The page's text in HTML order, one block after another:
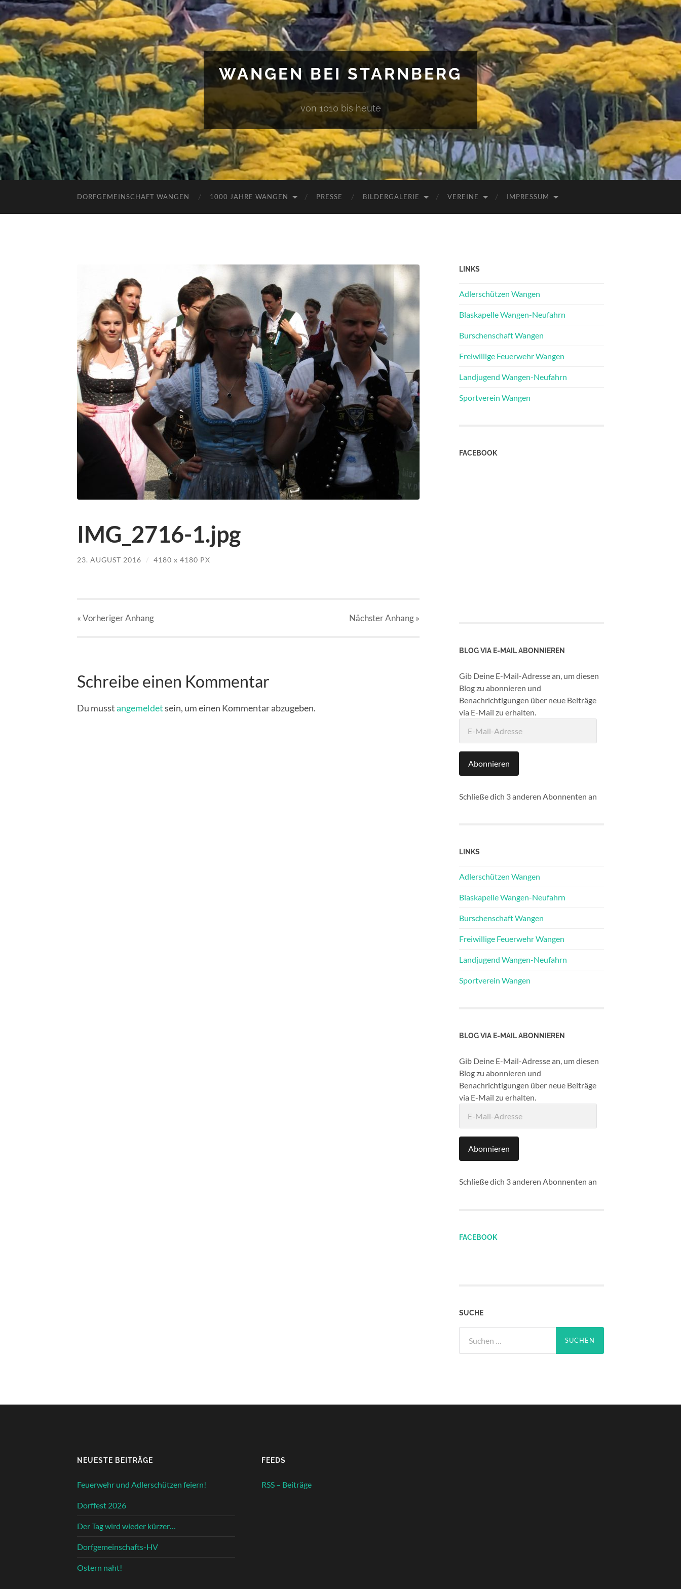
WANGEN BEI STARNBERG
von 1010 bis heute
DORFGEMEINSCHAFT WANGEN 1000 JAHRE WANGEN PRESSE BILDERGALERIE VEREINE IMPRESSUM
IMG_2716-1.jpg
23. AUGUST 2016 / 4180 x 4180 PX
« VorherigerAnhang NächsterAnhang»
Schreibe einen Kommentar
Du musstangemeldetsein, um einen Kommentar abzugeben.
LINKS
Adlerschützen Wangen
Blaskapelle Wangen-Neufahrn
Burschenschaft Wangen
Freiwillige Feuerwehr Wangen
Landjugend Wangen-Neufahrn
Sportverein Wangen
FACEBOOK
BLOG VIA E-MAIL ABONNIEREN
Gib Deine E-Mail-Adresse an, um diesen
Blog zu abonnieren und
Benachrichtigungen über neue Beiträge
via E-Mail zu erhalten.
Mail-
Abonnieren
Schließe dich 3 anderen Abonnenten an
LINKS
Adlerschützen Wangen
Blaskapelle Wangen-Neufahrn
Burschenschaft Wangen
Freiwillige Feuerwehr Wangen
Landjugend Wangen-Neufahrn
Sportverein Wangen
BLOG VIA E-MAIL ABONNIEREN
Gib Deine E-Mail-Adresse an, um diesen
Blog zu abonnieren und
Benachrichtigungen über neue Beiträge
via E-Mail zu erhalten.
Mail-
Abonnieren
Schließe dich 3 anderen Abonnenten an
FACEBOOK
SUCHE
nach:
NEUESTE BEITRÄGE
Feuerwehr und Adlerschützen feiern!
Dorffest 2026
Der Tag wird wieder kürzer…
Dorfgemeinschafts-HV
Ostern naht!
FEEDS
RSS – Beiträge